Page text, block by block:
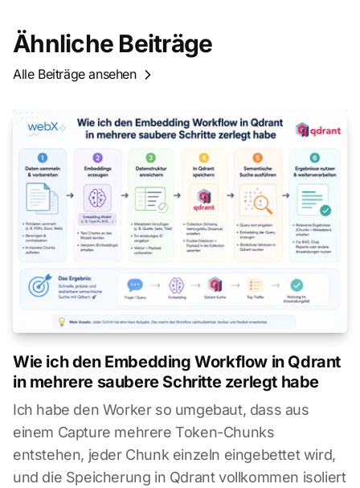
Ähnliche Beiträge
Alle Beiträge ansehen
Wie ich den Embedding Workflow in Qdrant
in mehrere saubere Schritte zerlegt habe
Ich habe den Worker so umgebaut, dass aus
einem Capture mehrere Token-Chunks
entstehen, jeder Chunk einzeln eingebettet wird,
und die Speicherung in Qdrant vollkommen isoliert